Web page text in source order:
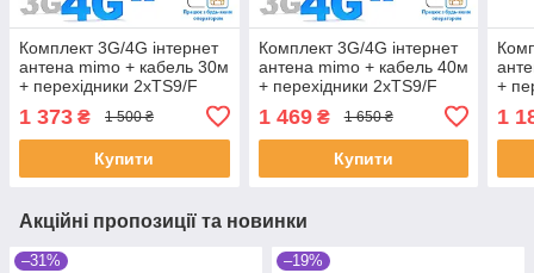
Комплект 3G/4G інтернет
антена mimo + кабель 30м
+ перехідники 2xTS9/F
1 373 ₴ 1 500 ₴
Купити
Комплект 3G/4G інтернет
антена mimo + кабель 40м
+ перехідники 2xTS9/F
1 469₴ 1 650 ₴
Купити
+
1
Акційні пропозиції та новинки
–31% –19%